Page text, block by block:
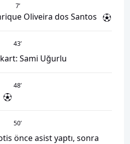
7’
Oliveira dos Santos
43’
kart: Sami Uğurlu
48’
50’
önce asist yaptı, sonra